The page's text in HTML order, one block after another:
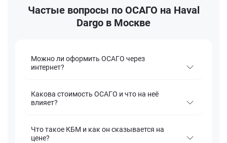
Частые вопросы по ОСАГО на Haval
Dargo в Москве
Можно ли оформить ОСАГО через
интернет?
Какова стоимость ОСАГО и что на неё
влияет?
Что такое КБМ и как он сказывается на
цене?